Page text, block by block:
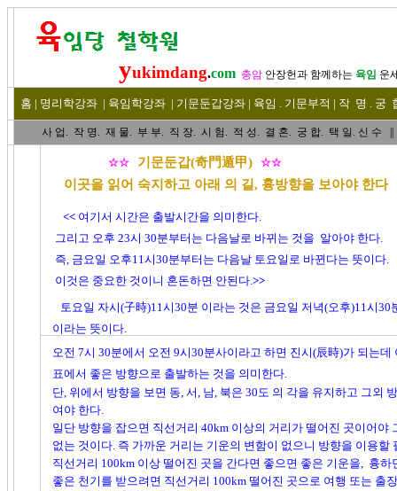
yukimdang.com 충암 안장헌과 함께하는 육임 운
홈 | 명리 학강좌 | 육임학강좌 | 기문둔갑강좌 | 육임 . 기문부적 | 작 명 . 궁
사 업 . 작 명. 재 물. 부 부. 직 장. 시 험. 적 성. 결 혼. 궁 합. 택 일. 신 수
☆☆ 기문둔갑(奇門遁甲) ☆☆
이곳을 읽어 숙지하고 아래 의 길, 흉방향을 보아야 한다
<< 여기서 시간은 출발시간을 의미한다.
그리고 오후 23시 30분부터는 다음날로 바뀌는 것을 알아야 한다.
즉, 금요일 오후11시30분부터는 다음날 토요일로 바뀐다는 뜻이다.
이것은 중요한 것이니 혼돈하면 안된다.>>
토요일 자시(子時)11시30분 이라는 것은 금요일 저녁(오후)11시30
이라는 뜻이다.
오전 7시 30분에서 오전 9시30분사이라고 하면 진시(辰時)가 되는
표에서 좋은 방향으로 출발하는 것을 의미한다.
단, 위에서 방향을 보면 동, 서, 남, 북은 30도 의 각을 유지하고 그외
여야 한다.
일단 방향을 잡으면 직선거리 40km 이상의 거리가 떨어진 곳이어야
없는 것이다. 즉 가까운 거리는 기운의 변함이 없으니 방향을 이용할
직선거리 100km 이상 떨어진 곳을 간다면 좋으면 좋은 기운을, 흉하
좋은 천기를 받으려면 직선거리 100km 떨어진 곳으로 여행 또는 출